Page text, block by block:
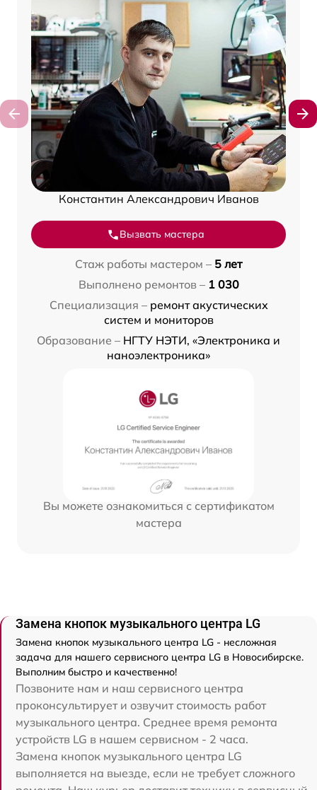
Константин Александрович Иванов
Вызвать мастера
Стаж работы мастером – 5 лет
Выполнено ремонтов – 1 030
Специализация – ремонт акустических
систем и мониторов
Образование – НГТУ НЭТИ, «Электроника и
наноэлектроника»
Вы можете ознакомиться с сертификатом
мастера
Замена кнопок музыкального центра LG
Замена кнопок музыкального центра LG - несложная
задача для нашего сервисного центра LG в Новосибирске.
Выполним быстро и качественно!
Позвоните нам и наш сервисного центра
проконсультирует и озвучит стоимость работ
музыкального центра. Среднее время ремонта
устройств LG в нашем сервисном - 2 часа.
Замена кнопок музыкального центра LG
выполняется на выезде, если не требует сложного